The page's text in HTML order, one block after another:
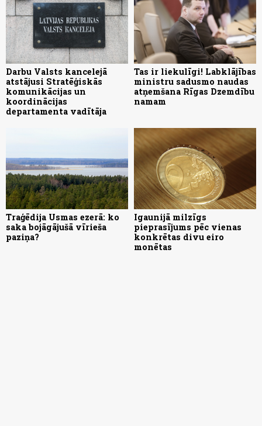
Darbu Valsts kancelejā
atstājusi Stratēģiskās
komunikācijas un
koordinācijas
departamenta vadītāja
Tas ir liekulīgi! Labklājības
ministru sadusmo naudas
atņemšana Rīgas Dzemdību
namam
Traģēdija Usmas ezerā: ko
saka bojāgājušā vīrieša
paziņa?
Igaunijā milzīgs
pieprasījums pēc vienas
konkrētas divu eiro
monētas